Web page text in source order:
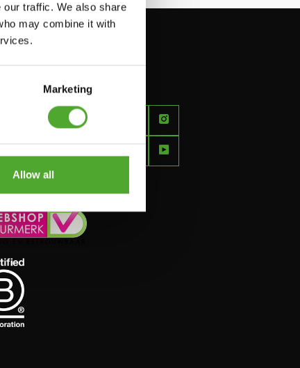
traffic. We also share
may combine it with
Marketing
Allow all